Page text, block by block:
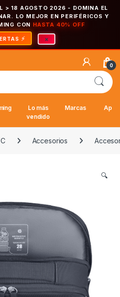
> 18 AGOSTO 2026 - DOMINA EL
LO MEJOR EN PERIFÉRICOS Y
CON HASTA 40% OFF
×
0
Lo más
vendido
Marcas
Accesorios
🔍